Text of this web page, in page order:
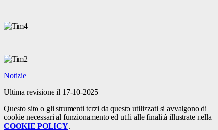
Notizie
Ultima revisione il 17-10-2025
Questo sito o gli strumenti terzi da questo utilizzati si avvalgono di
cookie necessari al funzionamento ed utili alle finalità illustrate nella
COOKIE POLICY.